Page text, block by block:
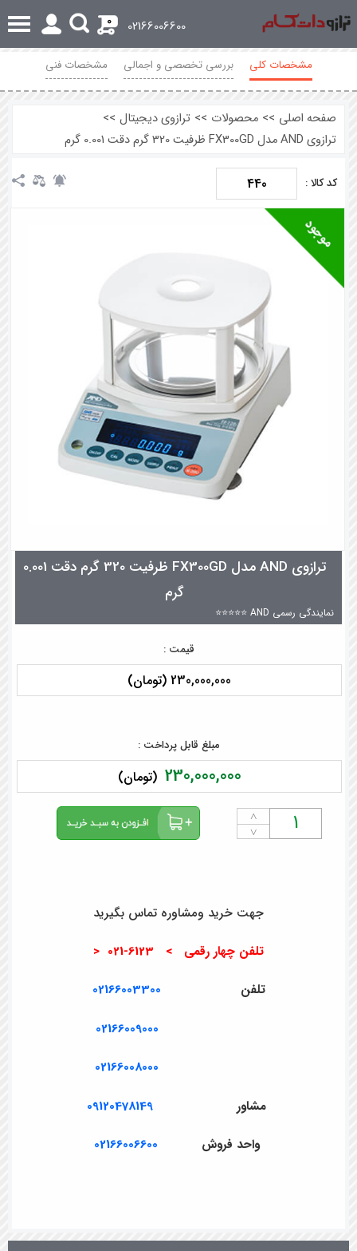
02166006600
0
مشخصات کلی بررسی تخصصی و اجمالی مشخصات فنی
صفحه اصلی >> محصولات >> ترازوی دیجیتال >>
ترازوی AND مدل FX300GD ظرفیت 320 گرم دقت 0.001 گرم
کد کالا : 440
ترازوی AND مدل FX300GD ظرفیت 320 گرم دقت 0.001
گرم
نمایندگی رسمی AND ⭐⭐⭐⭐⭐
قیمت :
230,000,000 (تومان)
مبلغ قابل پرداخت :
230,000,000 (تومان)
˄
˅
جهت خرید ومشاوره تماس بگیرید
تلفن چهار رقمی > 6123-021 <
تلفن 02166003300
02166009000
02166008000
مشاور 09120478149
واحد فروش 02166006600